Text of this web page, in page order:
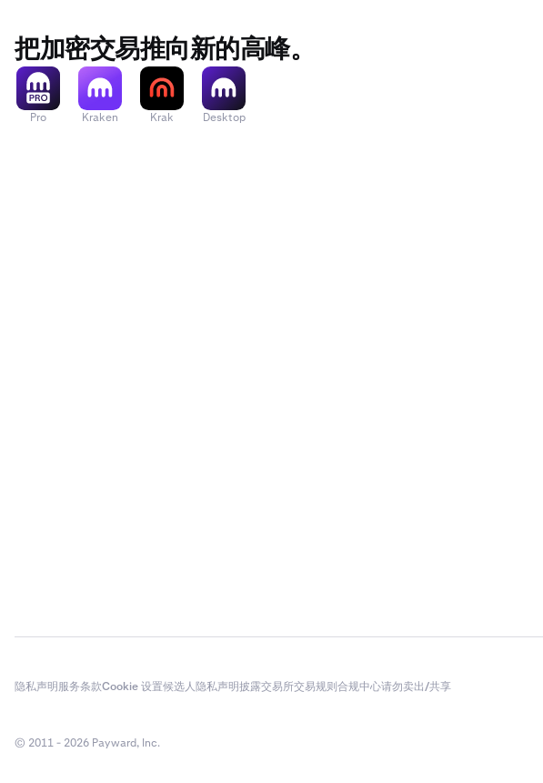
把加密交易推向新的高峰。
Pro Kraken Krak Desktop
隐私声明服务条款Cookie 设置候选人隐私声明披露交易所交易规则合规中心请勿卖出/共享
© 2011 - 2026 Payward, Inc.